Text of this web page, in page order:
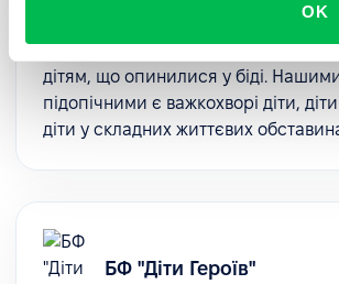
OK
Благодійна організація, яка
діяльність на підтримку та
дітям, що опинилися у біді.
підопічними є важкохворі діти,
діти у складних життєвих
БФ "Діти Героїв"